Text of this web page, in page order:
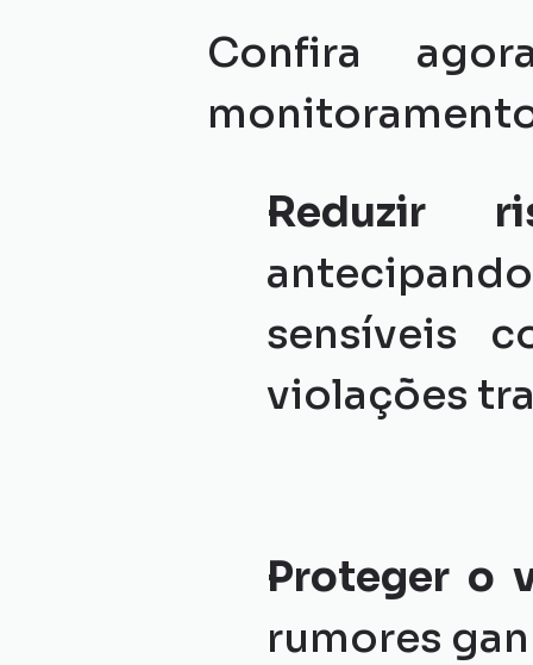
Confira
Reduzir
sensíveis
violações
Proteger o
rumores